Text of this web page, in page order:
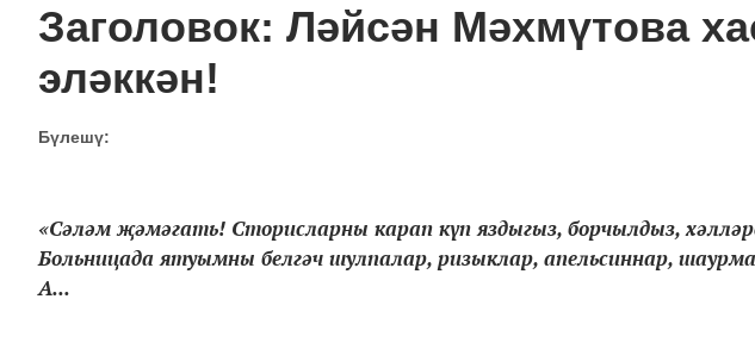
Заголовок: Ләйсән Мәхмүтова
эләккән!
Бүлешү:
«Сәләм җәмәгать! Сторисларны карап күп яздыгыз, борчылдыз,
Больницада ятуымны белгәч шулпалар, ризыклар, апельсиннар,
А...